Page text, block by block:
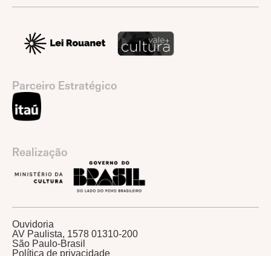
Parceiro Estratégico
Realização
Ouvidoria
AV Paulista, 1578 01310-200
São Paulo-Brasil
Política de privacidade